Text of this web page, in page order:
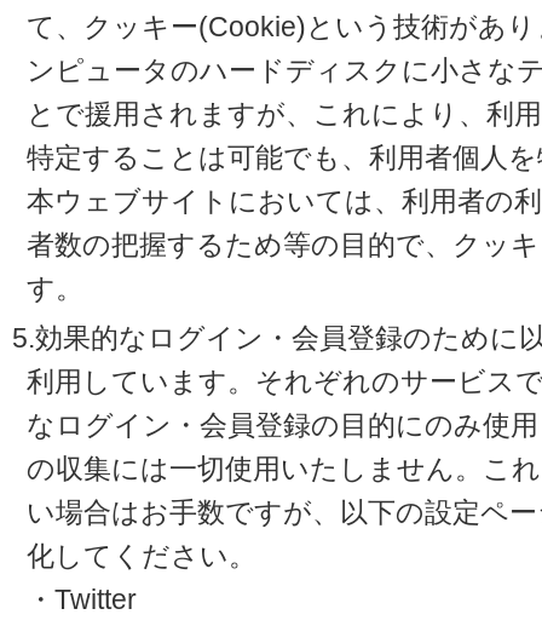
て、クッキー(Cookie)という技術があ
ンピュータのハードディスクに小さな
とで援用されますが、これにより、利
特定することは可能でも、利用者個人
本ウェブサイトにおいては、利用者の
者数の把握するため等の目的で、クッ
す。
5.効果的なログイン・会員登録のために
利用しています。それぞれのサービス
なログイン・会員登録の目的にのみ使
の収集には一切使用いたしません。こ
い場合はお手数ですが、以下の設定ペ
化してください。
・Twitter